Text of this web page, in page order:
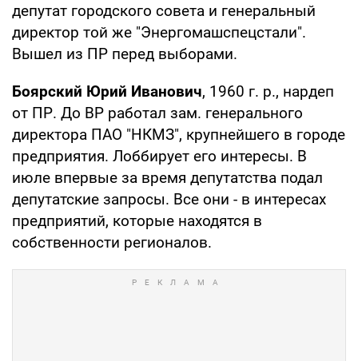
депутат городского совета и генеральный
директор той же "Энергомашспецстали".
Вышел из ПР перед выборами.
Боярский Юрий Иванович, 1960 г. р., нардеп
от ПР. До ВР работал зам. генерального
директора ПАО "НКМЗ", крупнейшего в городе
предприятия. Лоббирует его интересы. В
июле впервые за время депутатства подал
депутатские запросы. Все они - в интересах
предприятий, которые находятся в
собственности регионалов.